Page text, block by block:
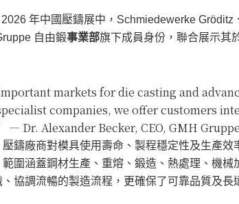
年中國壓鑄展中，Schmiedewerke Gröditz
自由鍛事業部旗下成員身份，聯合展示其
markets for die casting and
companies, we offer customers
— Dr. Alexander Becker, CEO, GMH Gruppe
鑄廠商對模具使用壽命、製程穩定性及生產效
圍涵蓋鋼材生產、重熔、鍛造、熱處理、機械
協調流暢的製造流程，更確保了可靠品質及長